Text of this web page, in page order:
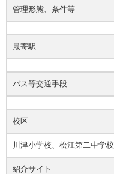
管理形態、条件等
最寄駅
バス等交通手段
校区
川津小学校、松江第二中学校
紹介サイト